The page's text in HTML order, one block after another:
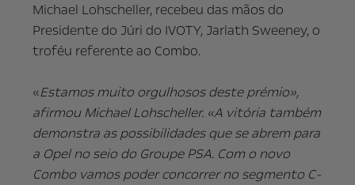
Michael Lohscheller, recebeu das mãos do
Presidente do Júri do IVOTY, Jarlath Sweeney, o
troféu referente ao Combo.
«Estamos muito orgulhosos deste prémio»,
afirmou Michael Lohscheller. «A vitória também
demonstra as possibilidades que se abrem para
a Opel no seio do Groupe PSA. Com o novo
Combo vamos poder concorrer no segmento C-